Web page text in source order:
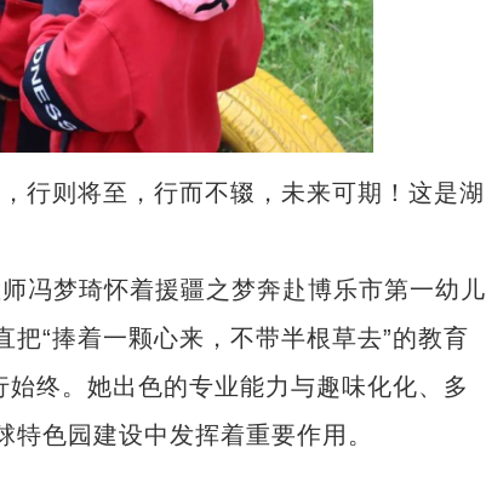
则将至，行而不辍，未来可期！这是湖
梦琦怀着援疆之梦奔赴博乐市第一幼儿
“捧着一颗心来，不带半根草去”的教育
终。她出色的专业能力与趣味化化、多
色园建设中发挥着重要作用。